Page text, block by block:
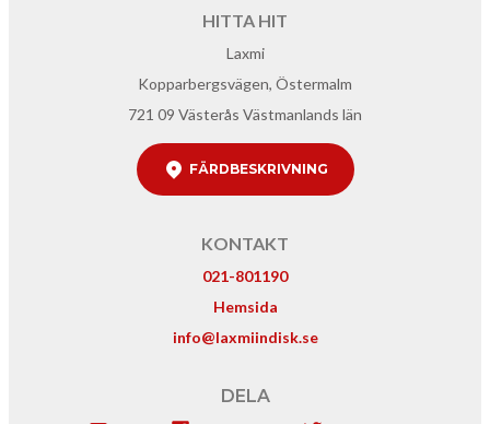
HITTA HIT
Laxmi
Kopparbergsvägen, Östermalm
721 09 Västerås Västmanlands län
FÄRDBESKRIVNING
KONTAKT
021-801190
Hemsida
info@laxmiindisk.se
DELA